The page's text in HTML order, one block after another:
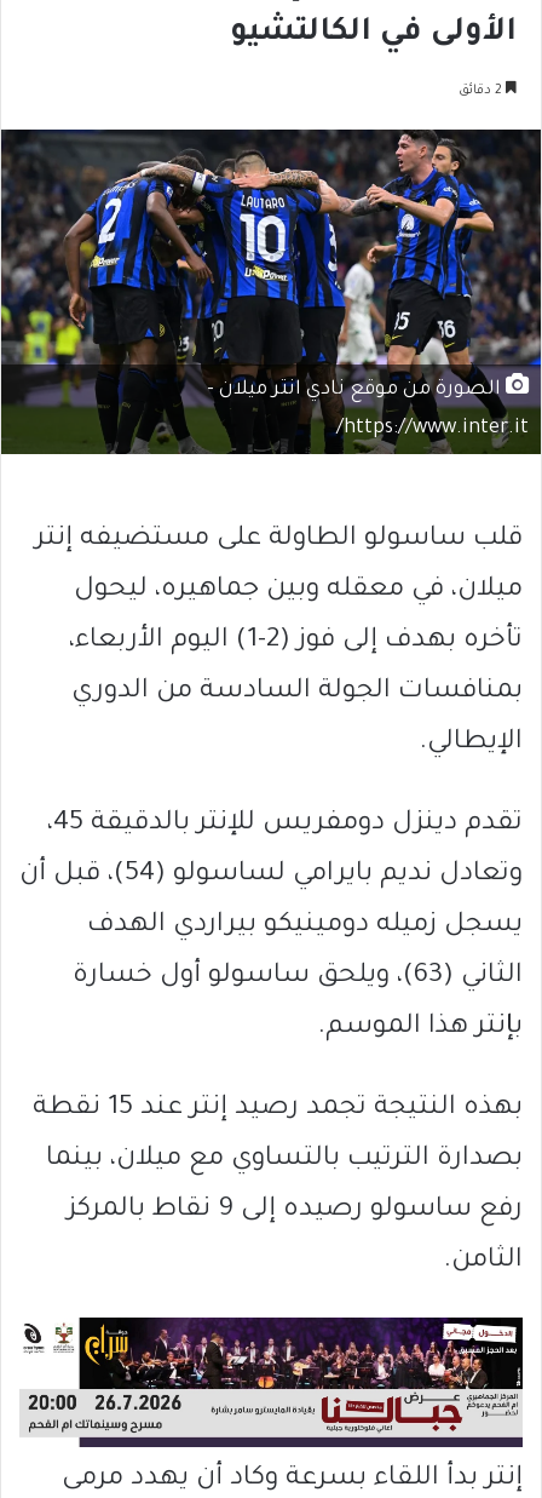
الأولى في الكالتشيو
الصورة من موقع نادي انتر ميلان -
https://www.inter.it/
قلب ساسولو الطاولة على مستضيفه إنتر
ميلان، في معقله وبين جماهيره، ليحول
تأخره بهدف إلى فوز (2-1) اليوم الأربعاء،
بمنافسات الجولة السادسة من الدوري
الإيطالي.
تقدم دينزل دومفريس للإنتر بالدقيقة 45،
وتعادل نديم بايرامي لساسولو (54)، قبل أن
يسجل زميله دومينيكو بيراردي الهدف
الثاني (63)، ويلحق ساسولو أول خسارة
بإنتر هذا الموسم.
بهذه النتيجة تجمد رصيد إنتر عند 15 نقطة
بصدارة الترتيب بالتساوي مع ميلان، بينما
رفع ساسولو رصيده إلى 9 نقاط بالمركز
الثامن.
إنتر بدأ اللقاء بسرعة وكاد أن يهدد مرمى